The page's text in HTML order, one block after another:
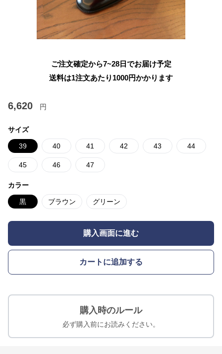
ご注文確定から7~28日でお届け予定
送料は1注文あたり 1000円かかります
6,620 円
サイズ
39 40 41 42 43 44
45 46 47
カラー
黒 ブラウン グリーン
購入画面に進む
カートに追加する
購入時のルール
必ず購入前にお読みください。